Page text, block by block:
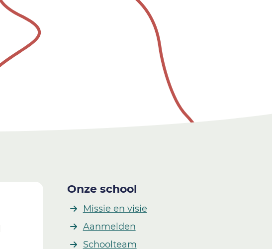
Onze school
Missie en visie
Aanmelden
Schoolteam